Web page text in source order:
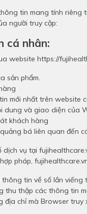
tin mang tính riêng
người truy cập:
cá nhân:
website https://
sản phẩm.
mới nhất trên website
dung và giao diện của
khách hàng
bá liên quan đến
vụ tại
pháp,
tin về số lần
thu thập các thông tin
địa chỉ mà Browser truy